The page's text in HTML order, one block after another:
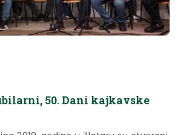
50. Dani kajkavske